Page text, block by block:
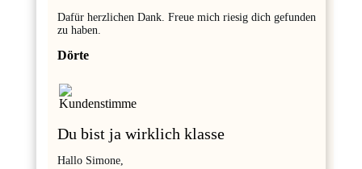
Dafür herzlichen Dank. Freue mich riesig dich gefunden
zu haben.
Dörte
Du bist ja wirklich klasse
Hallo Simone,